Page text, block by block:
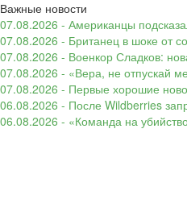
Важные новости
07.08.2026 - Американцы
07.08.2026 - Британец в шоке от
07.08.2026 - Военкор Сладков:
07.08.2026 - «Вера, не отпускай
07.08.2026 - Первые хорошие
06.08.2026 - После Wildberries
06.08.2026 - «Команда на